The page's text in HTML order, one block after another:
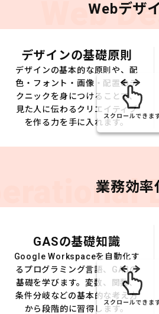
WebWebデザ
デザインの基礎原則
デザインの基本的な原則や、配
色・フォント・画像・配置のテ
クニックを身につけることで、
見た人に伝わるクリエイティブ
を作る力を手に入れます。
スクロールできま
業務効率
GASの基礎知識
Google Workspaceを自動化す
るプログラミング言語、GASの
基礎を学びます。変数、関数、
条件分岐などの基本的な考え方
から段階的に習得します。
スクロールできま